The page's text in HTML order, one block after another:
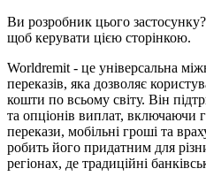
Ви розробник цього застосунку?
щоб керувати цією сторінкою.
Worldremit - це універсальна
переказів, яка дозволяє
кошти по всьому світу. Він
та опціонів виплат, включаючи
перекази, мобільні гроші та
робить його придатним для
регіонах, де традиційні